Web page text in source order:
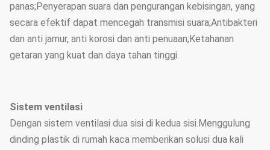
panas;Penyerapan suara dan pengurangan kebisingan, yang
secara efektif dapat mencegah transmisi suara;Antibakteri
dan anti jamur, anti korosi dan anti penuaan;Ketahanan
getaran yang kuat dan daya tahan tinggi.
Sistem ventilasi
Dengan sistem ventilasi dua sisi di kedua sisi.Menggulung
dinding plastik di rumah kaca memberikan solusi dua kali